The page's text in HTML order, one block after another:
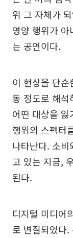
위 그 자체가
영양 행위가 아
는 공연이다.
이 현상을 단
동 정도로 해
어떤 대상을
행위의 스펙터
나타난다. 소비
고 있는 지금,
된다.
디지털 미디어
로 변질되었다